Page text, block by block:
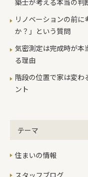
築士が考える本当の判
リノベーションの前
か？」という質問
気密測定は完成時が本
る理由
階段の位置で家は変わ
ント
テーマ
住まいの情報